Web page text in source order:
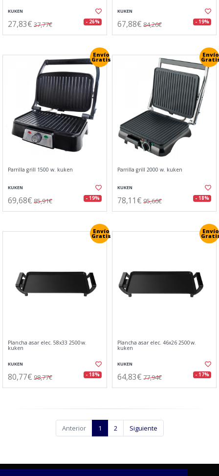
KUKEN
27,83€ 37,77€ - 26%
KUKEN
67,88€ 84,26€ - 19%
Envío
Gratis
Parrilla grill 1500 w. kuken
KUKEN
69,68€ 85,91€ - 19%
Envío
Parrilla grill 2000 w. kuken
KUKEN
78,11€ 95,66€ - 18%
Envío
Gratis
Plancha asar elec. 58x33 2500w.
kuken
KUKEN
80,77€ 98,77€ - 18%
Envío
Plancha asar elec. 46x26 2500w.
kuken
KUKEN
64,83€ 77,94€ - 17%
Anterior 1 2 Siguiente